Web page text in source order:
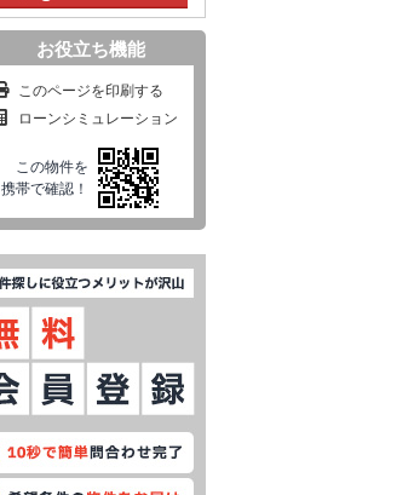
お役立ち機能
このページを印刷する
ローンシミュレーション
この物件を
携帯で確認！